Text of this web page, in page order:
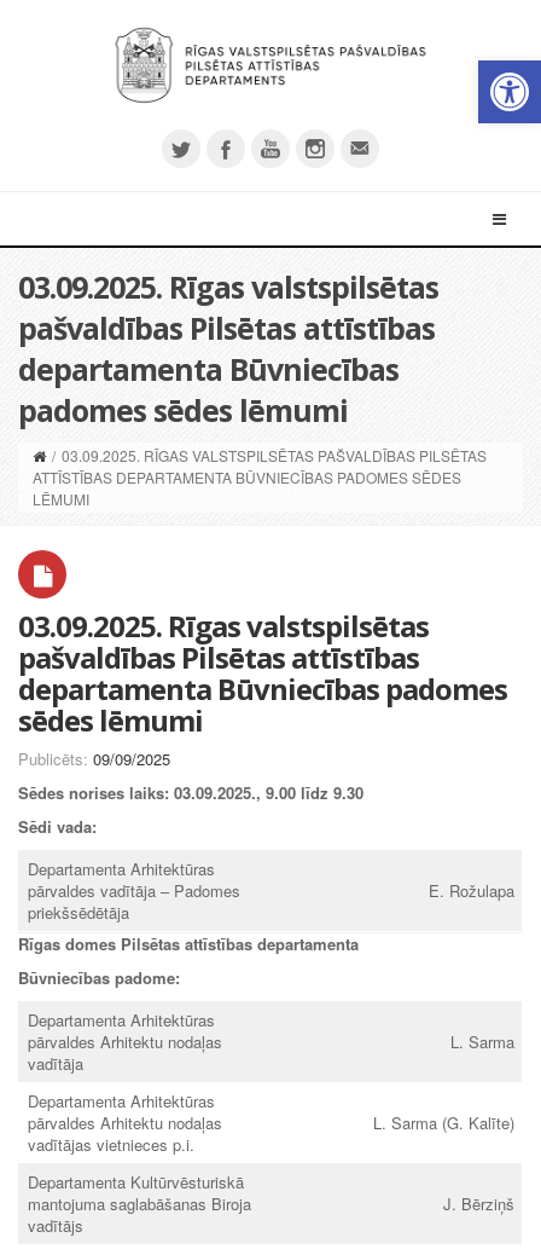
03.09.2025. Rīgas valstspilsētas
pašvaldības Pilsētas attīstības
departamenta Būvniecības
padomes sēdes lēmumi
/ 03.09.2025. RĪGAS VALSTSPILSĒTAS PAŠVALDĪBAS PILSĒTAS
ATTĪSTĪBAS DEPARTAMENTA BŪVNIECĪBAS PADOMES SĒDES
LĒMUMI
03.09.2025. Rīgas valstspilsētas
pašvaldības Pilsētas attīstības
departamenta Būvniecības padomes
sēdes lēmumi
Publicēts: 09/09/2025
Sēdes norises laiks: 03.09.2025., 9.00 līdz 9.30
Sēdi vada:
Departamenta Arhitektūras
pārvaldes vadītāja – Padomes
priekšsēdētāja
E. Rožulapa
Rīgas domes Pilsētas attīstības departamenta
Būvniecības padome:
Departamenta Arhitektūras
pārvaldes Arhitektu nodaļas
vadītāja
L. Sarma
Departamenta Arhitektūras
pārvaldes Arhitektu nodaļas
vadītājas vietnieces p.i.
L. Sarma (G. Kalīte)
Departamenta Kultūrvēsturiskā
mantojuma saglabāšanas Biroja
vadītājs
J. Bērziņš